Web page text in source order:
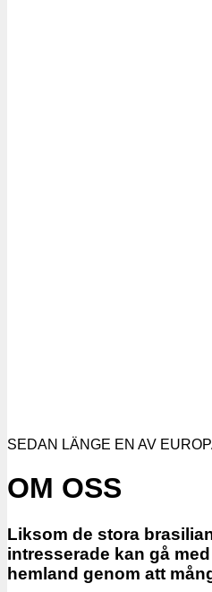
SEDAN LÄNGE EN AV
OM OSS
Liksom de stora
intresserade kan gå
hemland genom att